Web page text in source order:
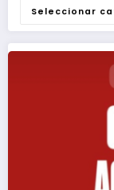
Categorias